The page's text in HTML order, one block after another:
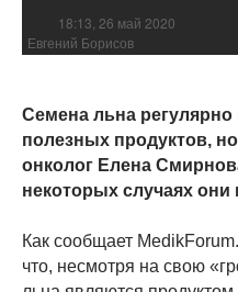
18:13, 26 май 2020
Евгений Борисов
Семена льна
полезных продуктов,
онколог Елена
некоторых случаях они
Как сообщает
что, несмотря на свою